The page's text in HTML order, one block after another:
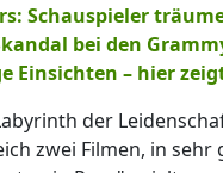
Schauspieler
bei den
Einsichten – hier
der
zwei Filmen, in